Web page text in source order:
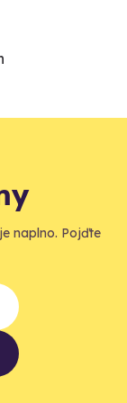
naplno. Pojďte